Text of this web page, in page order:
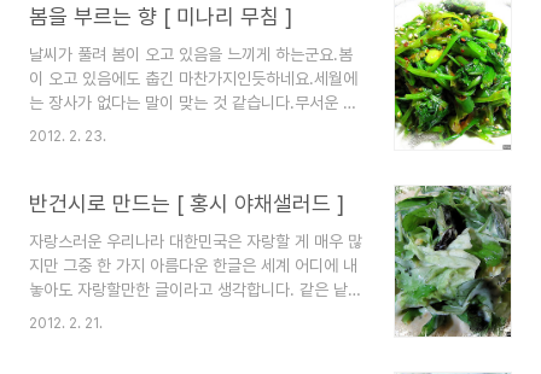
데쳐 찬물..
가지나른하고 피곤함을 더욱 느끼게 되는 계절이지
요.이때를 위한 반가운 먹거리 주꾸미는 봄철의 춘
곤증을 유난히 더 느끼는 사람에게 좋은 반찬이라고
합니다.피로 해소에 좋은 성분이 많이 들어있고 아
미노산이 풍부한 주꾸미는씹을수록 쫄깃하고 고소
하여 씹는 즐거움을 더해주고 저열량 음식이지요.혈
꾸미는 연하고 맛있고 성인병 예방에도..
봄을 부르는 향 [ 미나리 무침 ]
날씨가 풀려 봄이 오고 있음을 느끼게 하는군요.봄
이 오고 있음에도 춥긴 마찬가지인듯하네요.세월에
는 장사가 없다는 말이 맞는 것 같습니다.무서운 게
없었던 시절이 어찌 그리도 빨리 지나갔는지,지나갔
지는 마음 탓일지도 모르겠네요.짬을 내 바다가 보
하고 싶은 말을 파도에 실어 보내야겠어요.요즘엔
아들이 어깨를 주물러 주는데 어찌나 손힘이 센지시
원하다는 말이 절로 나온답니다.장가가기 전까지는
안마 서비스를 절대 사양하지 않으려고 합니다.언제
2012. 2. 23.
반건시로 만드는 [ 홍시 야채샐러드 ]
자랑스러운 우리나라 대한민국은 자랑할 게 매우 많
지만 그중 한 가지 아름다운 한글은 세계 어디에 내
놓아도 자랑할만한 글이라고 생각합니다. 같은 낱말
이지만 쓰이는 곳에 따라 다양한 표현을 할 수 있는
2012. 2. 21.